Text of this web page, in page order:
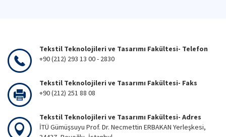
Tekstil Teknolojileri ve Tasarımı Fakültesi- Telefon
+90 (212) 293 13 00 - 2830
Tekstil Teknolojileri ve Tasarımı Fakültesi- Faks
+90 (212) 251 88 08
Tekstil Teknolojileri ve Tasarımı Fakültesi- Adres
İTÜ Gümüşsuyu Prof. Dr. Necmettin ERBAKAN Yerleşkesi,